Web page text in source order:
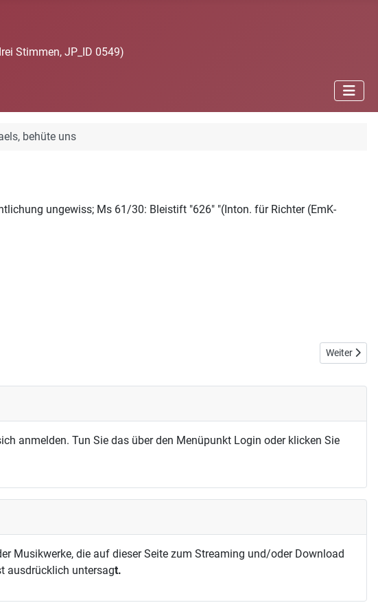
Stimmen, JP_ID 0549)
behüte uns
ungewiss; Ms 61/30: Bleistift "626" "(Inton. für Richter (EmK-
Nächster
Weiter
anmelden. Tun Sie das über den Menüpunkt Login oder klicken Sie
Musikwerke, die auf dieser Seite zum Streaming und/oder Download
ausdrücklich untersagt.